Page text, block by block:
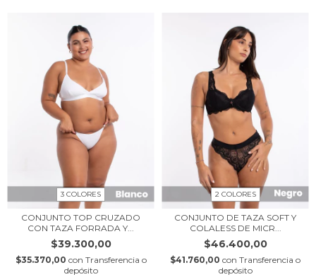
3 COLORES
CONJUNTO TOP CRUZADO
CON TAZA FORRADA Y...
$39.300,00
$35.370,00 con Transferencia o
depósito
2 COLORES
CONJUNTO DE TAZA SOFT Y
COLALESS DE MICR...
$46.400,00
$41.760,00 con Transferencia o
depósito